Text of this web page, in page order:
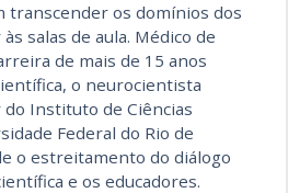
transcender os domínios dos
salas de aula. Médico de
de mais de 15 anos
o neurocientista
Instituto de Ciências
Federal do Rio de
o estreitamento do diálogo
e os educadores.